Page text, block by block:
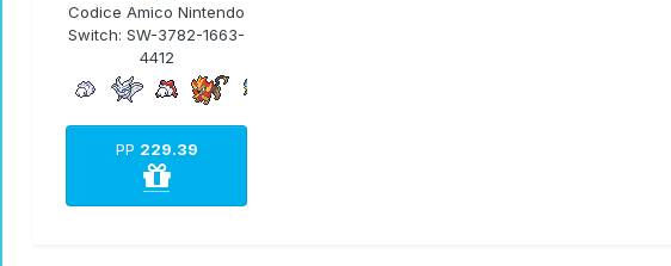
Codice Amico Nintendo
Switch: SW-3782-1663-
4412
PP 229.39